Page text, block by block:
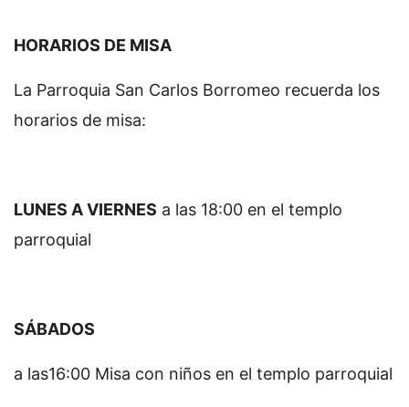
HORARIOS DE MISA
La Parroquia San Carlos Borromeo recuerda los
horarios de misa:
LUNES A VIERNES a las 18:00 en el templo
parroquial
SÁBADOS
a las16:00 Misa con niños en el templo parroquial